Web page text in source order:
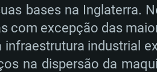
bases na Inglaterra.
com excepção das
infraestrutura industrial
na dispersão da